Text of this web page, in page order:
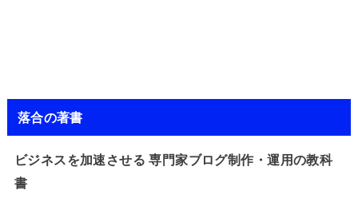
落合の著書
ビジネスを加速させる 専門家ブログ制作・運用の教科
書